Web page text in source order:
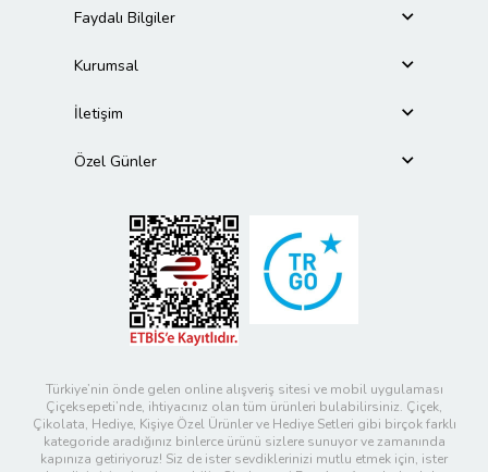
Faydalı Bilgiler
Kurumsal
İletişim
Özel Günler
Türkiye’nin önde gelen online alışveriş sitesi ve mobil uygulaması
Çiçeksepeti’nde, ihtiyacınız olan tüm ürünleri bulabilirsiniz. Çiçek,
Çikolata, Hediye, Kişiye Özel Ürünler ve Hediye Setleri gibi birçok farklı
kategoride aradığınız binlerce ürünü sizlere sunuyor ve zamanında
kapınıza getiriyoruz! Siz de ister sevdiklerinizi mutlu etmek için, ister